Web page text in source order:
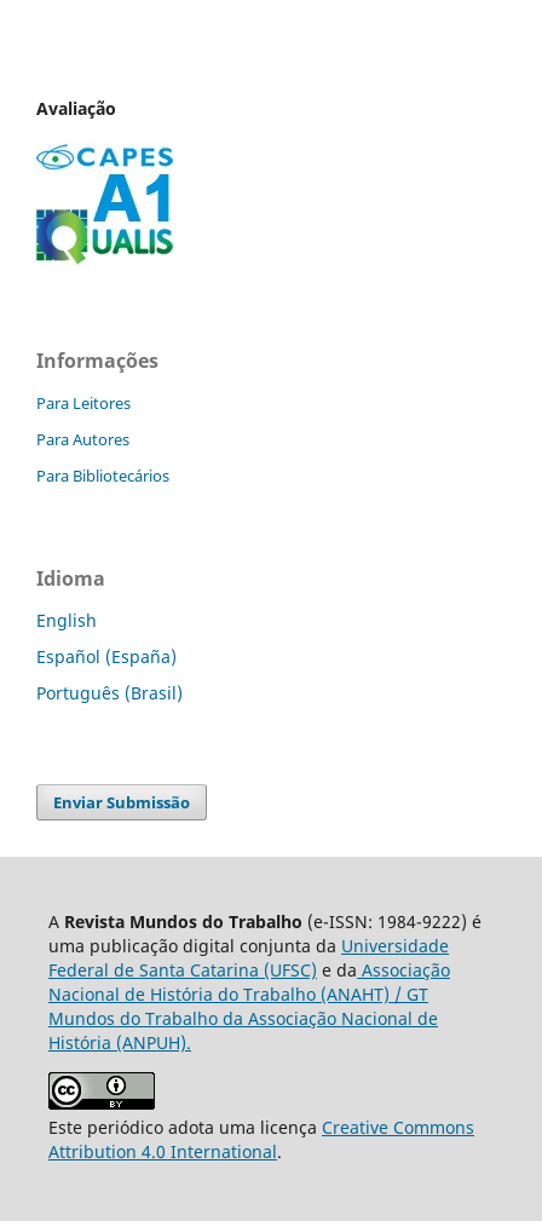
Avaliação
Informações
Para Leitores
Para Autores
Para Bibliotecários
Idioma
English
Español (España)
Português (Brasil)
Enviar Submissão
A Revista Mundos do Trabalho (e-ISSN: 1984-9222) é
uma publicação digital conjunta da Universidade
Federal de Santa Catarina (UFSC) e da Associação
Nacional de História do Trabalho (ANAHT) / GT
Mundos do Trabalho da Associação Nacional de
História (ANPUH).
Este periódico adota uma licença Creative Commons
Attribution 4.0 International.